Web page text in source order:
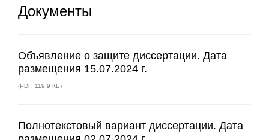
Документы
Объявление о защите диссертации. Дата
размещения 15.07.2024 г.
(PDF, 119,9 КБ)
Полнотекстовый вариант диссертации. Дата